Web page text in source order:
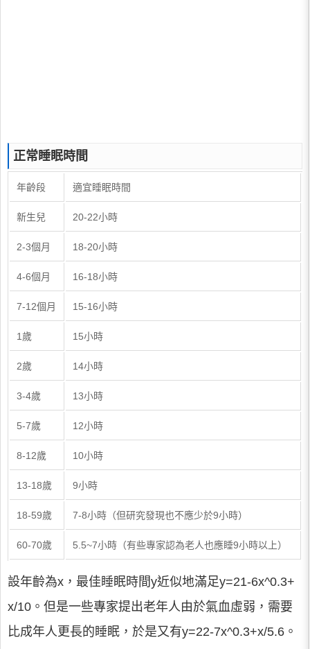
正常睡眠時間
年齡段 適宜睡眠時間
新生兒 20-22小時
2-3個月 18-20小時
4-6個月 16-18小時
7-12個月 15-16小時
1歲 15小時
2歲 14小時
3-4歲 13小時
5-7歲 12小時
8-12歲 10小時
13-18歲 9小時
18-59歲 7-8小時（但研究發現也不應少於9小時）
60-70歲 5.5~7小時（有些專家認為老人也應睡9小時以上）
設年齡為x，最佳睡眠時間y近似地滿足y=21-6x^0.3+
x/10。但是一些專家提出老年人由於氣血虛弱，需要
比成年人更長的睡眠，於是又有y=22-7x^0.3+x/5.6。